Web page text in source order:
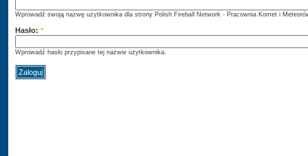
Wprowadź swoją nazwę użytkownika dla strony Polish Fireball Network - Pracownia Komet i
Hasło: *
Wprowadź hasło przypisane tej nazwie użytkownika.